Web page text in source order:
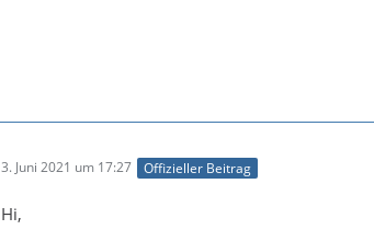
3. Juni 2021 um 17:27 Offizieller Beitrag
Hi,